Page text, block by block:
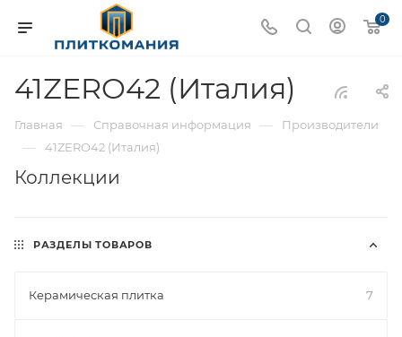
0
41ZERO42 (Италия)
Главная — Справочная информация — Производители
— 41ZERO42 (Италия)
Коллекции
РАЗДЕЛЫ ТОВАРОВ
Керамическая плитка 7